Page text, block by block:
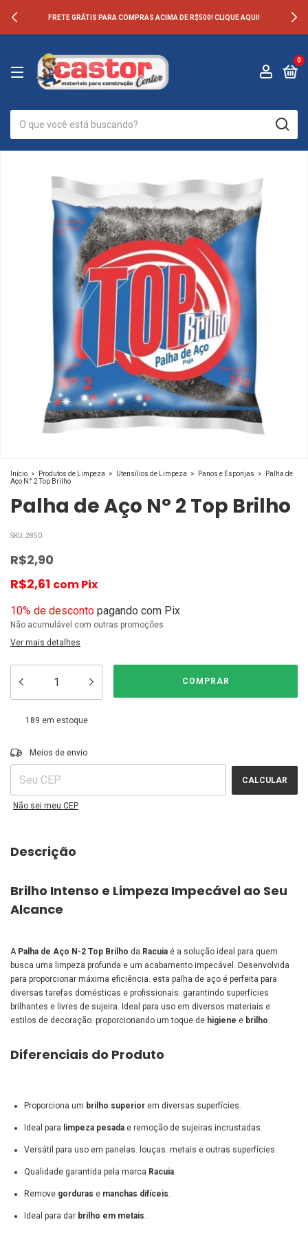
FRETE GRÁTIS PARA COMPRAS ACIMA DE R$500! CLIQUE AQUI!
0
Início > Produtos de Limpeza > Utensílios de Limpeza > Panos e Esponjas >
Palha de
Aço N° 2 Top Brilho
Palha de Aço N° 2 Top Brilho
SKU:2850
R$2,90
R$2,61 comPix
10% de desconto pagando com Pix
Não acumulável com outras promoções
Ver mais detalhes
189 em estoque
Entregas para o CEP:
Meios de envio
CALCULAR
Não sei meu CEP
Descrição
Brilho Intenso e Limpeza Impecável ao Seu
Alcance
A Palha de Aço N-2 Top Brilho da Racuia é a solução ideal para quem
busca uma limpeza profunda e um acabamento impecável. Desenvolvida
para proporcionar máxima eficiência. esta palha de aço é perfeita para
diversas tarefas domésticas e profissionais. garantindo superfícies
brilhantes e livres de sujeira. Ideal para uso em diversos materiais e
estilos de decoração. proporcionando um toque de higiene e brilho.
Diferenciais do Produto
Proporciona um brilho superior em diversas superfícies.
Ideal para limpeza pesada e remoção de sujeiras incrustadas.
Versátil para uso em panelas. louças. metais e outras superfícies.
Qualidade garantida pela marca Racuia.
Remove gorduras e manchas difíceis.
Ideal para dar brilho em metais.